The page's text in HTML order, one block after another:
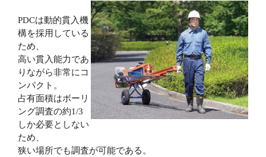
PDCは動的貫入機
構を採用している
ため、
高い貫入能力であ
りながら非常にコ
ンパクト。
占有面積はボーリ
ング調査の約1/3
しか必要としない
ため、
狭い場所でも調査が可能である。